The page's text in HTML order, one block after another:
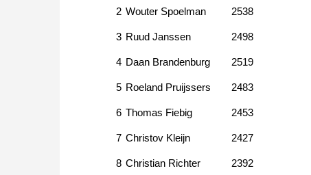
2 Wouter Spoelman 2538
3 Ruud Janssen 2498
4 Daan Brandenburg 2519
5 Roeland Pruijssers 2483
6 Thomas Fiebig 2453
7 Christov Kleijn 2427
8 Christian Richter 2392